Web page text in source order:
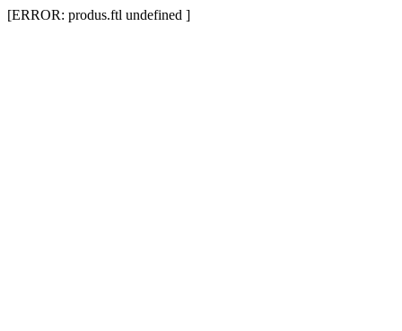
[ERROR: produs.ftl undefined ]